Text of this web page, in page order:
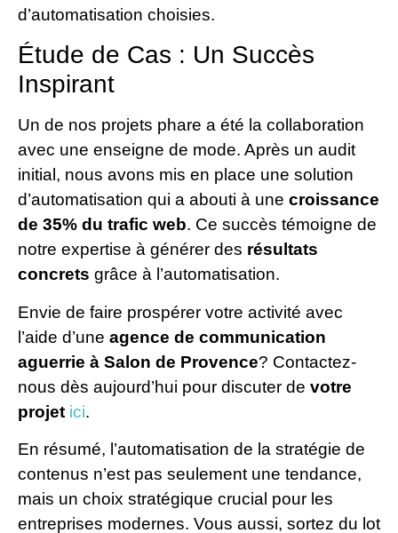
d’automatisation choisies.
Étude de Cas : Un Succès
Inspirant
Un de nos projets phare a été la collaboration
avec une enseigne de mode. Après un audit
initial, nous avons mis en place une solution
d’automatisation qui a abouti à une croissance
de 35% du trafic web. Ce succès témoigne de
notre expertise à générer des résultats
concrets grâce à l’automatisation.
Envie de faire prospérer votre activité avec
l’aide d’une agence de communication
aguerrie à Salon de Provence? Contactez-
nous dès aujourd’hui pour discuter de votre
projet ici.
En résumé, l’automatisation de la stratégie de
contenus n’est pas seulement une tendance,
mais un choix stratégique crucial pour les
entreprises modernes. Vous aussi, sortez du lot